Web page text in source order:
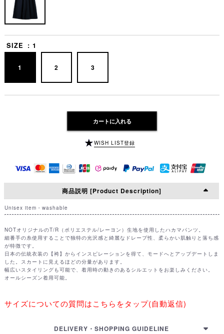
SIZE 1
1 2 3
カートに入れる
WISH LIST登録
商品説明 [Product Description]
Unisex item・washable
NOTオリジナルのT/R（ポリエステル/レーヨン）生地を使用したハカマパンツ。
細番手の糸使用することで独特の光沢感と綺麗なドレープ性、柔らかい肌触りと落ち感
が特徴です。
日本の伝統衣装の【袴】からインスピレーションを得て、モードへとアップデートしま
した。スカートに見えるほどの分量があります。
幅広いスタイリングも可能で、着用時の動きのあるシルエットをお楽しみください。
オールシーズン着用可能。
サイズについての質問はこちらをタップ(自動返信)
DELIVERY・SHOPPING GUIDELINE